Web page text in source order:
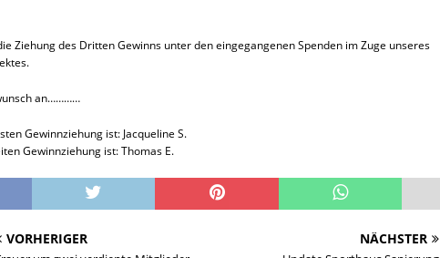
Ziehung des Dritten Gewinns unter den eingegangenen Spenden im Zuge unseres
an…………
Gewinnziehung ist: Jacqueline S.
Gewinnziehung ist: Thomas E.
VORHERIGER NÄCHSTER